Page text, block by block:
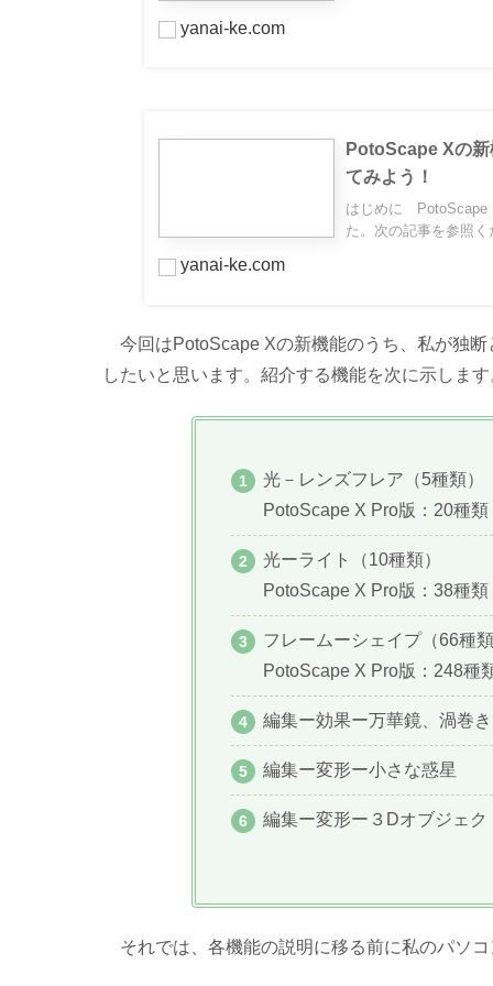
yanai-ke.com
PotoScape Xの
てみよう！
はじめに PotoScape
た。次の記事を参照
yanai-ke.com
今回はPotoScape Xの新機能のうち、私が独
したいと思います。紹介する機能を次に示します
光－レンズフレア（5種類）
PotoScape X Pro版：20種類
光ーライト（10種類）
PotoScape X Pro版：38種類
フレームーシェイプ（66種
PotoScape X Pro版：248種
編集ー効果ー万華鏡、渦巻き
編集ー変形ー小さな惑星
編集ー変形ー３Dオブジェク
それでは、各機能の説明に移る前に私のパソ